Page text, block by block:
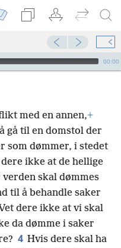
00:00
med en annen,+
gå til en domstol der
som dømmer, i stedet
ikke at de hellige
verden skal dømmes
til å behandle saker
dere ikke at vi skal
da dømme i saker
4 Hvis dere skal ha